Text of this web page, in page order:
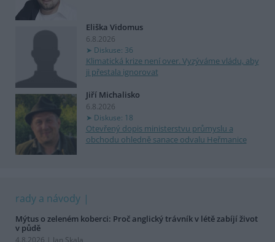
Eliška Vidomus
6.8.2026
Diskuse: 36
Klimatická krize není over. Vyzýváme vládu, aby
ji přestala ignorovat
Jiří Michalisko
6.8.2026
Diskuse: 18
Otevřený dopis ministerstvu průmyslu a
obchodu ohledně sanace odvalu Heřmanice
rady a návody
Mýtus o zeleném koberci: Proč anglický trávník v létě zabíjí život
v půdě